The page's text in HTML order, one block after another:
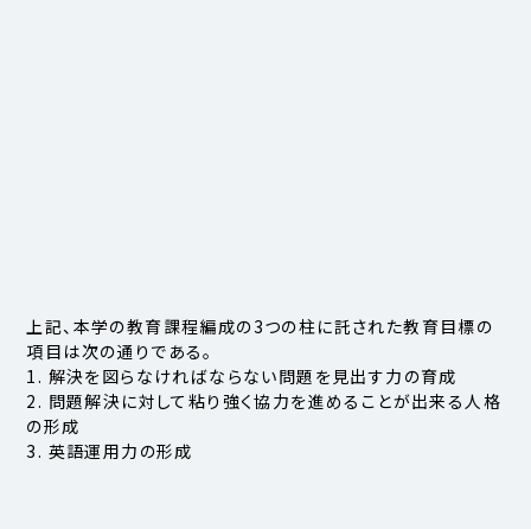
上記、本学の教育課程編成の3つの柱に託された教育目標の
項目は次の通りである。
1. 解決を図らなければならない問題を見出す力の育成
2. 問題解決に対して粘り強く協力を進めることが出来る人格
の形成
3. 英語運用力の形成